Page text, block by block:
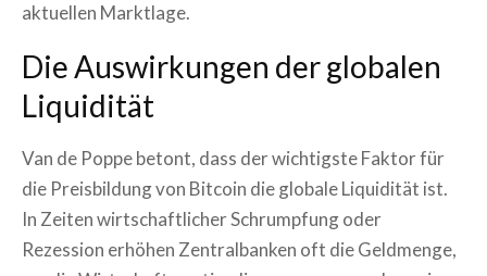
aktuellen Marktlage.
Die Auswirkungen der globalen
Liquidität
Van de Poppe betont, dass der wichtigste Faktor für
die Preisbildung von Bitcoin die globale Liquidität ist.
In Zeiten wirtschaftlicher Schrumpfung oder
Rezession erhöhen Zentralbanken oft die Geldmenge,